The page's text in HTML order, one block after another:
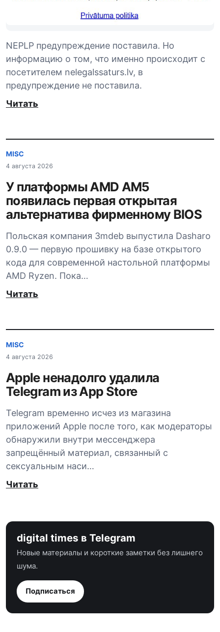
NEPLP предупреждение поставила. Но
информацию о том, что именно происходит с
посетителем nelegalssaturs.lv, в
предупреждение не поставила.
Читать
MISC
4 августа 2026
У платформы AMD AM5
появилась первая открытая
альтернатива фирменному BIOS
Польская компания 3mdeb выпустила Dasharo
0.9.0 — первую прошивку на базе открытого
кода для современной настольной платформы
AMD Ryzen. Пока…
Читать
MISC
4 августа 2026
Apple ненадолго удалила
Telegram из App Store
Telegram временно исчез из магазина
приложений Apple после того, как модераторы
обнаружили внутри мессенджера
запрещённый материал, связанный с
сексуальным наси…
Читать
digital times в Telegram
Новые материалы и короткие заметки без лишнего
шума.
Подписаться